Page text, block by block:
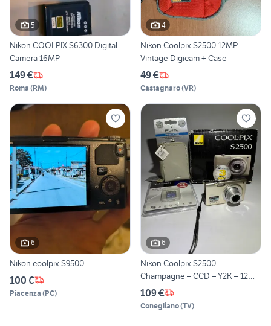
5
Nikon COOLPIX S6300 Digital
Camera 16MP
149 €
Roma (RM)
4
Nikon Coolpix S2500 12MP -
Vintage Digicam + Case
49 €
Castagnaro(VR)
6
Nikon coolpix S9500
100 €
Piacenza (PC)
6
Nikon Coolpix S2500
Champagne – CCD – Y2K – 12
MP
109 €
Conegliano(TV)